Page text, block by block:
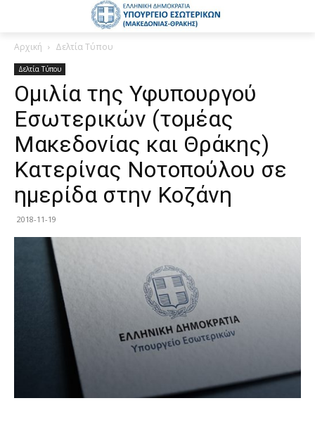
Αρχική Δελτία Τύπου
Δελτία Τύπου
Ομιλία της Υφυπουργού
Εσωτερικών (τομέας
Μακεδονίας και Θράκης)
Κατερίνας Νοτοπούλου σε
ημερίδα στην Κοζάνη
2018-11-19